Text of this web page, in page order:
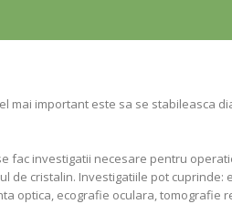
mai important este sa se stabileasca
fac investigatii necesare pentru
de cristalin. Investigatiile pot cuprinde:
optica, ecografie oculara, tomografie